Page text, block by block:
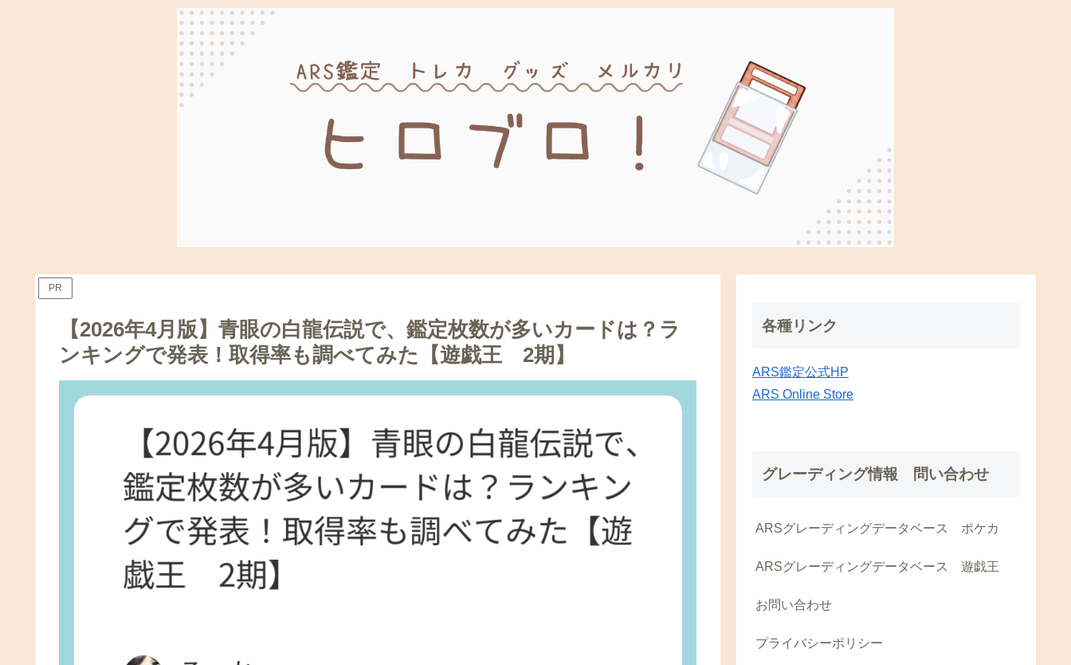
PR
【2026年4月版】青眼の白龍伝説で、鑑定枚数が多いカードは？ラ
ンキングで発表！取得率も調べてみた【遊戯王 2期】
各種リンク
ARS鑑定公式HP
ARS Online Store
グレーディング情報 問い合わせ
ARSグレーディングデータベース ポケカ
ARSグレーディングデータベース 遊戯王
お問い合わせ
プライバシーポリシー